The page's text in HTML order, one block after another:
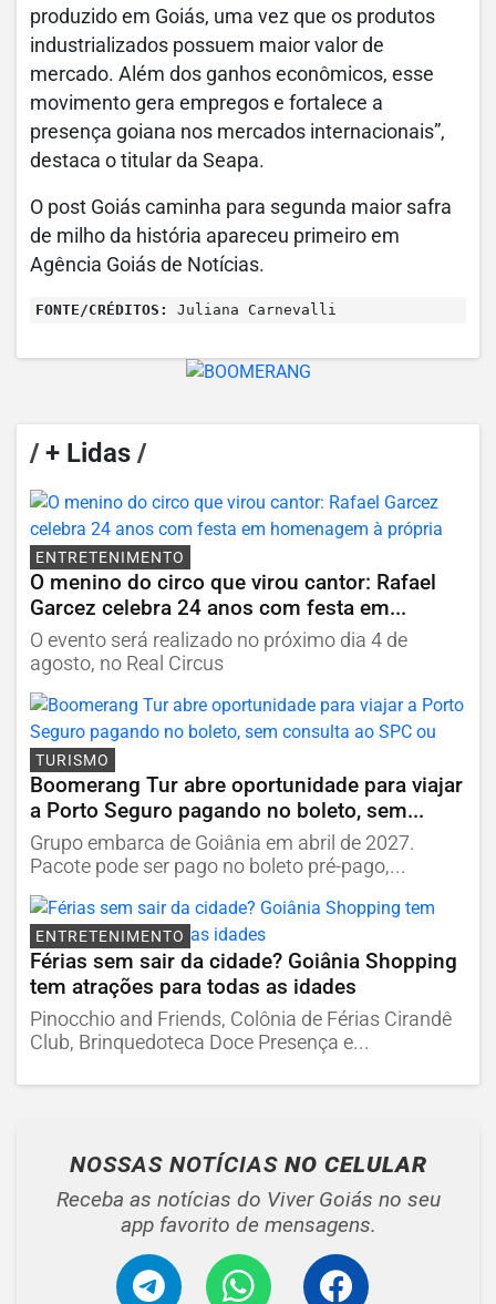
produzido em Goiás, uma vez que os produtos
industrializados possuem maior valor de
mercado. Além dos ganhos econômicos, esse
movimento gera empregos e fortalece a
presença goiana nos mercados internacionais”,
destaca o titular da Seapa.
O post Goiás caminha para segunda maior safra
de milho da história apareceu primeiro em
Agência Goiás de Notícias.
FONTE/CRÉDITOS: Juliana Carnevalli
/+ Lidas /
ENTRETENIMENTO
O menino do circo que virou cantor: Rafael
Garcez celebra 24 anos com festa em...
O evento será realizado no próximo dia 4 de
agosto, no Real Circus
TURISMO
Boomerang Tur abre oportunidade para viajar
a Porto Seguro pagando no boleto, sem...
Grupo embarca de Goiânia em abril de 2027.
Pacote pode ser pago no boleto pré-pago,...
ENTRETENIMENTO
Férias sem sair da cidade? Goiânia Shopping
tem atrações para todas as idades
Pinocchio and Friends, Colônia de Férias Cirandê
Club, Brinquedoteca Doce Presença e...
NOSSAS NOTÍCIAS NO CELULAR
Receba as notícias do Viver Goiás no seu
app favorito de mensagens.